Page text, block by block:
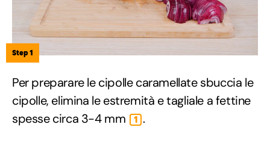
Step 1
Per preparare le cipolle caramellate sbuccia le
cipolle, elimina le estremità e tagliale a fettine
spesse circa 3-4 mm
1 .